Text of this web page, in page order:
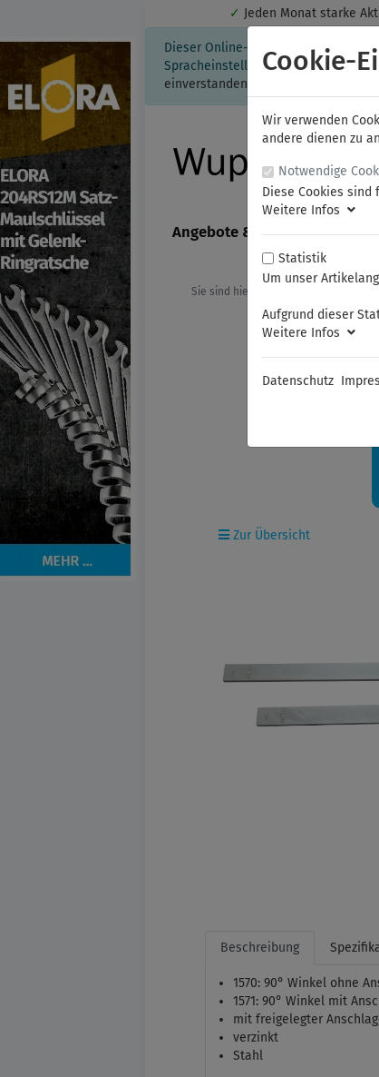
✓ Jeden Monat starke
Dieser Online-Shop verwendet
Spracheinstellung auf Ihrem
einverstanden, klicken Sie bitte hier.
Angebote & Neuheiten
Sie sind hier:
Zur Übersicht
Beschreibung
1570: 90° Winkel ohne
1571: 90° Winkel mit
mit freigelegter
verzinkt
Stahl
Cookie-
Wir verwenden
andere dienen zu
Notwendige
Diese Cookies
Weitere Infos
Statistik
Um unser
Aufgrund dieser
Weitere Infos
Datenschutz